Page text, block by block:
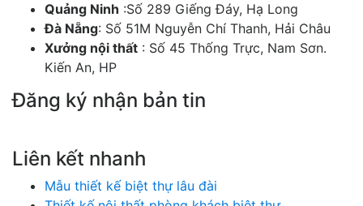
Quảng Ninh :Số 289 Giếng Đáy, Hạ Long
Đà Nẵng: Số 51M Nguyễn Chí Thanh, Hải Châu
Xưởng nội thất : Số 45 Thống Trực, Nam Sơn.
Kiến An, HP
Đăng ký nhận bản tin
Liên kết nhanh
Mẫu thiết kế biệt thự lâu đài